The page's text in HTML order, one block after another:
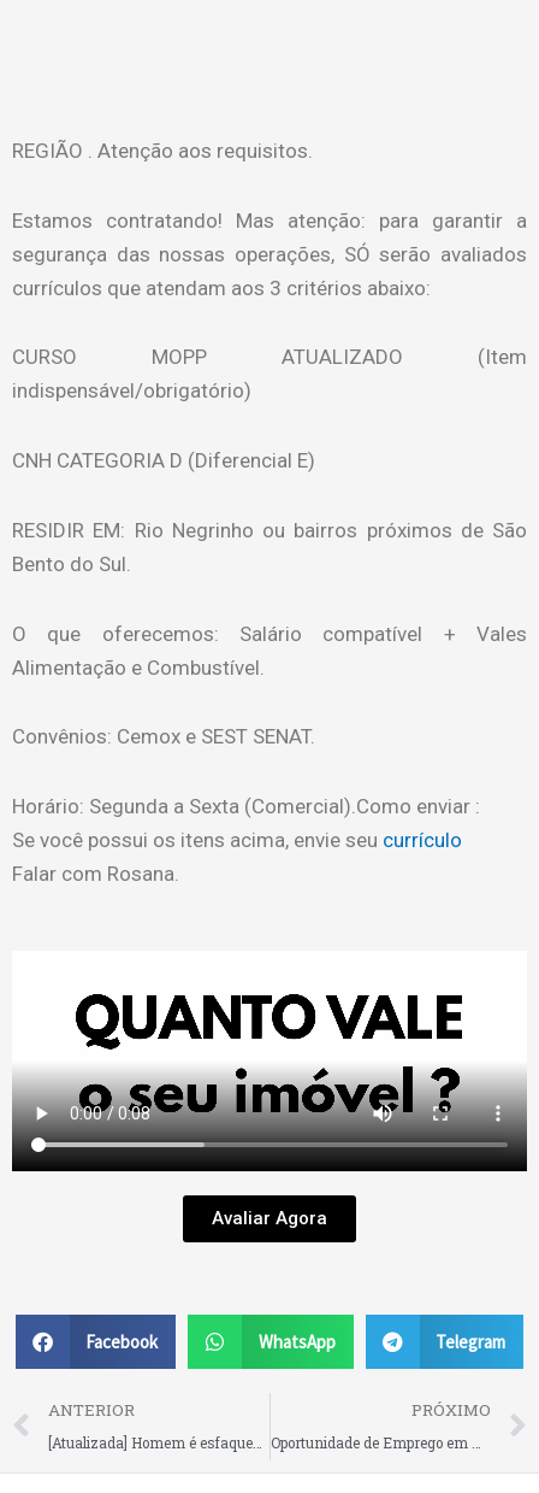
REGIÃO . Atenção aos requisitos.
Estamos contratando! Mas atenção: para garantir a
segurança das nossas operações, SÓ serão avaliados
currículos que atendam aos 3 critérios abaixo:
CURSO MOPP ATUALIZADO (Item
indispensável/obrigatório)
CNH CATEGORIA D (Diferencial E)
RESIDIR EM: Rio Negrinho ou bairros próximos de São
Bento do Sul.
O que oferecemos: Salário compatível + Vales
Alimentação e Combustível.
Convênios: Cemox e SEST SENAT.
Horário: Segunda a Sexta (Comercial).Como enviar :
Se você possui os itens acima, envie seu currículo
Falar com Rosana.
Avaliar Agora
Facebook WhatsApp Telegram
Prev
ANTERIOR
[Atualizada] Homem é esfaqueado em São Bento do Sul neste domingo
PRÓXIMO
Oportunidade de Emprego em Rio Negrinho!